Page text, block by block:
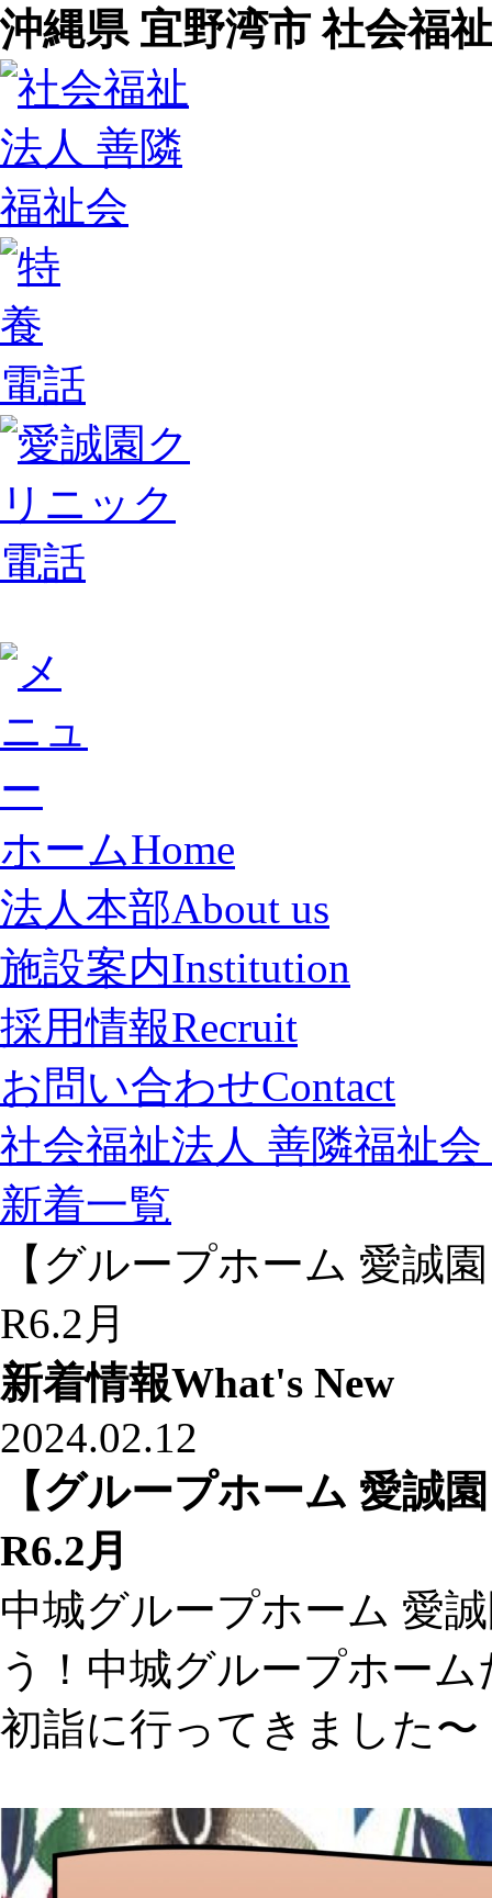
沖縄県 宜野湾市 社会福
ホームHome
法人本部About us
施設案内Institution
採用情報Recruit
お問い合わせContact
社会福祉法人 善隣福祉会
新着一覧
【グループホーム 愛誠
R6.2月
新着情報What's New
2024.02.12
【グループホーム 愛誠
R6.2月
中城グループホーム 愛
う！中城グループホー
初詣に行ってきました